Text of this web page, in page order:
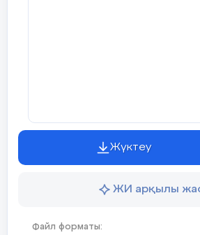
Жүктеу
ЖИ арқылы
Файл форматы: